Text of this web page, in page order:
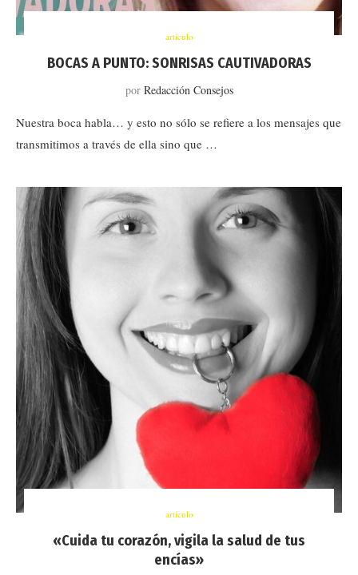
artículo
BOCAS A PUNTO: SONRISAS CAUTIVADORAS
por Redacción Consejos
Nuestra boca habla… y esto no sólo se refiere a los mensajes que
transmitimos a través de ella sino que …
artículo
«Cuida tu corazón, vigila la salud de tus
encías»